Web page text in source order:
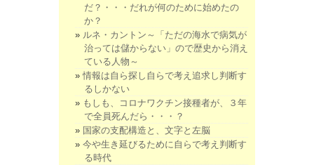
だ？・・・だれが何のために始めたの
か？
ルネ・カントン～「ただの海水で病気が
治っては儲からない」ので歴史から消え
ている人物～
情報は自ら探し自らで考え追求し判断す
るしかない
もしも、コロナワクチン接種者が、３年
で全員死んだら・・・？
国家の支配構造と、文字と左脳
今や生き延びるために自らで考え判断す
る時代